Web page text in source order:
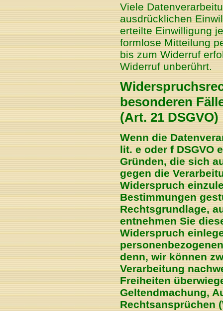
Viele
ausdrücklichen
erteilte Einwilligung
formlose Mitteilung
bis zum Widerruf
Widerruf unberührt.
besonderen
(Art. 21 DSGVO)
Wenn die
lit. e oder f DSGVO
Gründen, die sich
gegen die
Widerspruch
Bestimmungen
Rechtsgrundlage,
entnehmen Sie
Widerspruch
denn, wir können
Verarbeitung
Freiheiten
Geltendmachung,
Rechtsansprüchen